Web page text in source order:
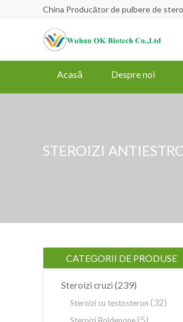
China Producător de pulbere de
Acasă Despre noi
STEROIZI
CATEGORII DE PRODUSE
Steroizi cruzi (239)
Steroizi cu testosteron (32)
(5)